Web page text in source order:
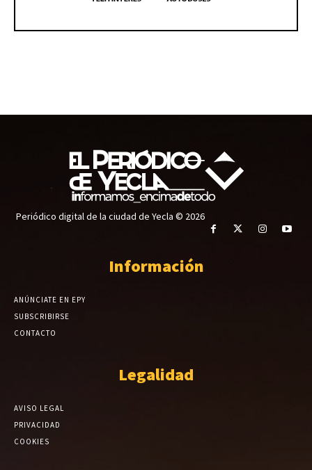
Periódico digital de la ciudad de Yecla © 2026
Información
ANÚNCIATE EN EPY
SUBSCRIBIRSE
CONTACTO
Legalidad
AVISO LEGAL
PRIVACIDAD
COOKIES